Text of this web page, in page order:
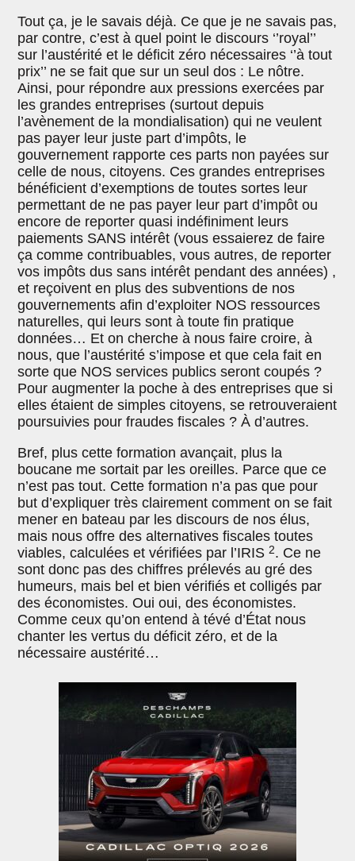
Tout ça, je le savais déjà. Ce que je ne savais pas,
par contre, c’est à quel point le discours ‘’royal’’
sur l’austérité et le déficit zéro nécessaires ‘’à tout
prix’’ ne se fait que sur un seul dos : Le nôtre.
Ainsi, pour répondre aux pressions exercées par
les grandes entreprises (surtout depuis
l’avènement de la mondialisation) qui ne veulent
pas payer leur juste part d’impôts, le
gouvernement rapporte ces parts non payées sur
celle de nous, citoyens. Ces grandes entreprises
bénéficient d’exemptions de toutes sortes leur
permettant de ne pas payer leur part d’impôt ou
encore de reporter quasi indéfiniment leurs
paiements SANS intérêt (vous essaierez de faire
ça comme contribuables, vous autres, de reporter
vos impôts dus sans intérêt pendant des années) ,
et reçoivent en plus des subventions de nos
gouvernements afin d’exploiter NOS ressources
naturelles, qui leurs sont à toute fin pratique
données… Et on cherche à nous faire croire, à
nous, que l’austérité s’impose et que cela fait en
sorte que NOS services publics seront coupés ?
Pour augmenter la poche à des entreprises que si
elles étaient de simples citoyens, se retrouveraient
poursuivies pour fraudes fiscales ? À d’autres.
Bref, plus cette formation avançait, plus la
boucane me sortait par les oreilles. Parce que ce
n’est pas tout. Cette formation n’a pas que pour
but d’expliquer très clairement comment on se fait
mener en bateau par les discours de nos élus,
mais nous offre des alternatives fiscales toutes
viables, calculées et vérifiées par l’IRIS2. Ce ne
sont donc pas des chiffres prélevés au gré des
humeurs, mais bel et bien vérifiés et colligés par
des économistes. Oui oui, des économistes.
Comme ceux qu’on entend à tévé d’État nous
chanter les vertus du déficit zéro, et de la
nécessaire austérité…